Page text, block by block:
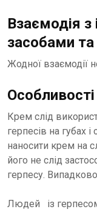
Взаємодія
засобами та
Жодної взаємодії
Крем слід
герпесів на губах
наносити крем на
його не слід
герпесу.
Людей
із